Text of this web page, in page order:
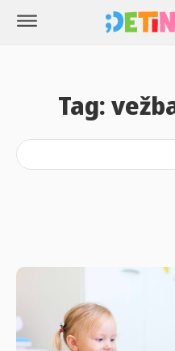
Tag: